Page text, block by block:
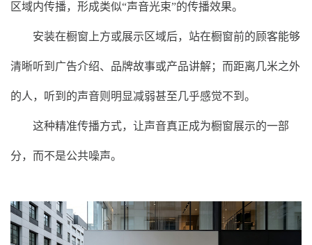
区域内传播，形成类似“声音光束”的传播效果。
安装在橱窗上方或展示区域后，站在橱窗前的顾客能够
清晰听到广告介绍、品牌故事或产品讲解；而距离几米之外
的人，听到的声音则明显减弱甚至几乎感觉不到。
这种精准传播方式，让声音真正成为橱窗展示的一部
分，而不是公共噪声。